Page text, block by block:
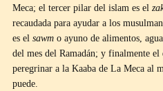
Meca; el tercer pilar del islam es el
recaudada para ayudar a los
es el sawm o ayuno de alimentos,
del mes del Ramadán; y finalmente
peregrinar a la Kaaba de La Meca al
puede.